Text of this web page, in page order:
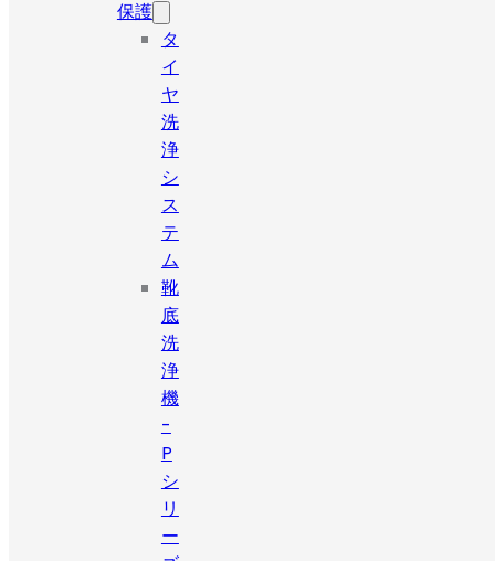
保護
タ
イ
ヤ
洗
浄
シ
ス
テ
ム
靴
底
洗
浄
機
-
P
シ
リ
ー